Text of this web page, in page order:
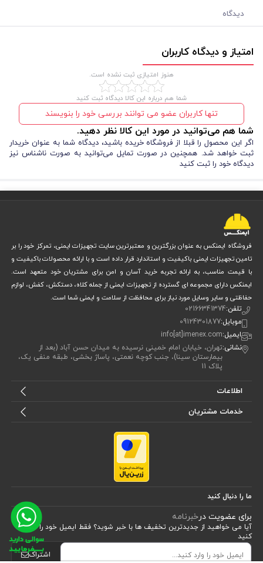
دیدگاه
امتیاز و دیدگاه کاربران
هنوز امتیازی ثبت نشده است.
شما هم درباره این کالا دیدگاه ثبت کنید
تنها کاربران عضو می توانند بررسی خود را بنویسند
شما هم می‌توانید در مورد این کالا نظر دهید.
اگر این محصول را قبلا از فروشگاه خریده باشید، دیدگاه شما به عنوان خریدار
ثبت خواهد شد. همچنین در صورت تمایل می‌توانید به صورت ناشناس نیز
دیدگاه خود را ثبت کنید
فروشگاه ایمنکس به عنوان بزرگترین و معتبرترین سایت تجهیزات ایمنی، تمرکز خود را بر
تامین تجهیزات ایمنی باکیفیت و استاندارد قرار داده است و با ارائه محصولات باکیفیت و
با قیمت مناسب، به ارائه تجربه خرید آسان و امن برای مشتریان خود متعهد است.
ایمنکس دارای مجموعه ای گسترده از تجهیزات ایمنی از جمله کلاه، دستکش، کفش، لوازم
حفاظتی و سایر وسایل مورد نیاز برای محافظت از سلامت و ایمنی شما است.
تلفن:02166341374
موبایل:09124301877
ایمیل:info[at]imenex.com
نشانی:تهران، خیابان امام خمینی نرسیده به میدان حسن آباد (بعد از
بیمارستان سینا)، جنب کوچه نعمتی، پاساژ بخشی، طبقه منفی یک،
پلاک 11
اطلاعات
خدمات مشتریان
ما را دنبال کنید
برای عضویت درخبرنامه
آیا می خواهید از جدید‌ترین تخفیف‌ ها با‌ خبر شوید؟ فقط ایمیل خود را ثبت
کنید
اشتراک